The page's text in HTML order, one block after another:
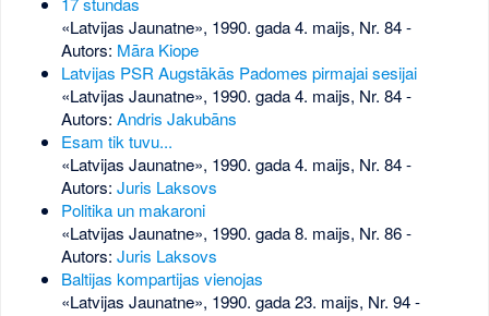
«Latvijas Jaunatne», 1990. gada 4. maijs, Nr. 84-
Autors: Māra Kiope
Latvijas PSR Augstākās Padomes pirmajai sesijai
«Latvijas Jaunatne», 1990. gada 4. maijs, Nr. 84-
Autors: Andris Jakubāns
Esam tik tuvu...
«Latvijas Jaunatne», 1990. gada 4. maijs, Nr. 84-
Autors: Juris Laksovs
Politika un makaroni
«Latvijas Jaunatne», 1990. gada 8. maijs, Nr. 86-
Autors: Juris Laksovs
Baltijas kompartijas vienojas
«Latvijas Jaunatne», 1990. gada 23. maijs, Nr. 94-